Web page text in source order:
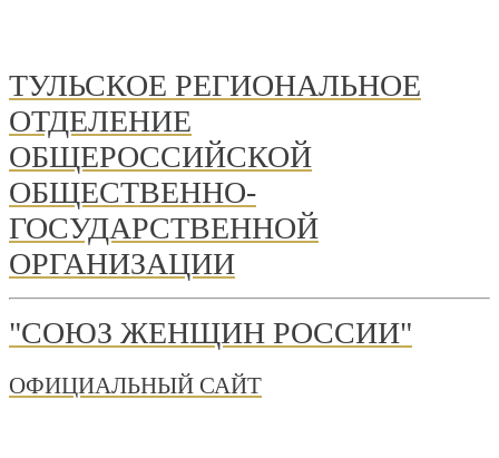
ТУЛЬСКОЕ РЕГИОНАЛЬНОЕ
ОТДЕЛЕНИЕ
ОБЩЕРОССИЙСКОЙ
ОБЩЕСТВЕННО-
ГОСУДАРСТВЕННОЙ
ОРГАНИЗАЦИИ
"СОЮЗ ЖЕНЩИН РОССИИ"
ОФИЦИАЛЬНЫЙ САЙТ